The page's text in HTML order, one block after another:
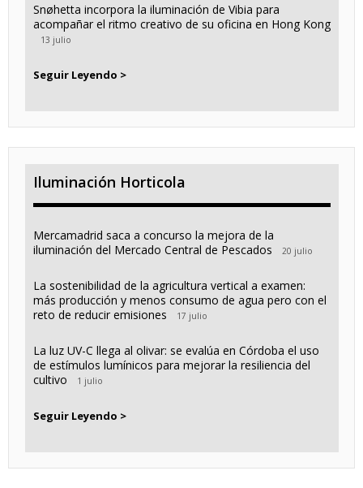
Snøhetta incorpora la iluminación de Vibia para
acompañar el ritmo creativo de su oficina en Hong Kong
13 julio
Seguir Leyendo >
Iluminación Horticola
Mercamadrid saca a concurso la mejora de la
iluminación del Mercado Central de Pescados
20 julio
La sostenibilidad de la agricultura vertical a examen:
más producción y menos consumo de agua pero con el
reto de reducir emisiones
17 julio
La luz UV-C llega al olivar: se evalúa en Córdoba el uso
de estímulos lumínicos para mejorar la resiliencia del
cultivo
1 julio
Seguir Leyendo >